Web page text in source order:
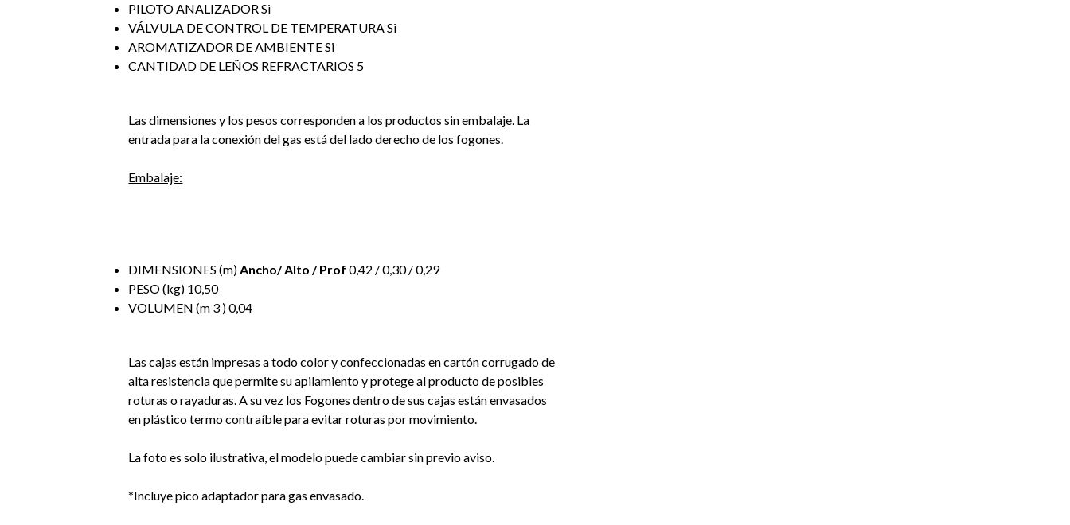
PILOTO ANALIZADOR Si
VÁLVULA DE CONTROL DE TEMPERATURA Si
AROMATIZADOR DE AMBIENTE Si
CANTIDAD DE LEÑOS REFRACTARIOS 5
Las dimensiones y los pesos corresponden a los productos sin embalaje. La
entrada para la conexión del gas está del lado derecho de los fogones.
Embalaje:
DIMENSIONES (m)Ancho/ Alto / Prof 0,42 / 0,30 / 0,29
PESO (kg) 10,50
VOLUMEN (m 3 ) 0,04
Las cajas están impresas a todo color y confeccionadas en cartón corrugado de
alta resistencia que permite su apilamiento y protege al producto de posibles
roturas o rayaduras. A su vez los Fogones dentro de sus cajas están envasados
en plástico termo contraíble para evitar roturas por movimiento.
La foto es solo ilustrativa, el modelo puede cambiar sin previo aviso.
*Incluye pico adaptador para gas envasado.